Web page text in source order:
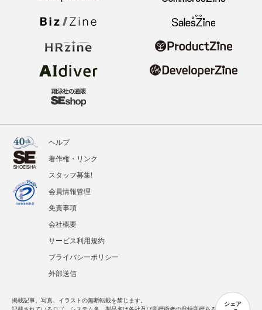
シェア
ヘルプ
著作権・リンク
スタッフ募集!
会員情報管理
免責事項
会社概要
サービス利用規約
プライバシーポリシー
外部送信
掲載記事、写真、イラストの無断転載を禁じます。